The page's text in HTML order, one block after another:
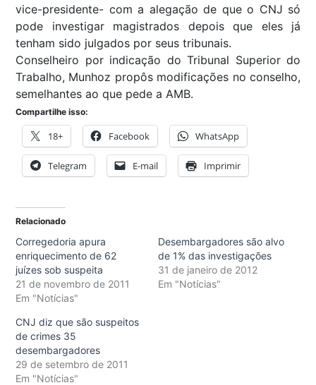
vice-presidente- com a alegação de que o CNJ só
pode investigar magistrados depois que eles já
tenham sido julgados por seus tribunais.
Conselheiro por indicação do Tribunal Superior do
Trabalho, Munhoz propôs modificações no conselho,
semelhantes ao que pede a AMB.
Compartilhe isso:
18+ Facebook WhatsApp
Telegram E-mail Imprimir
Relacionado
Corregedoria apura
enriquecimento de 62
juízes sob suspeita
21 de novembro de 2011
Em "Notícias"
Desembargadores são alvo
de 1% das investigações
31 de janeiro de 2012
Em "Notícias"
CNJ diz que são suspeitos
de crimes 35
desembargadores
29 de setembro de 2011
Em "Notícias"